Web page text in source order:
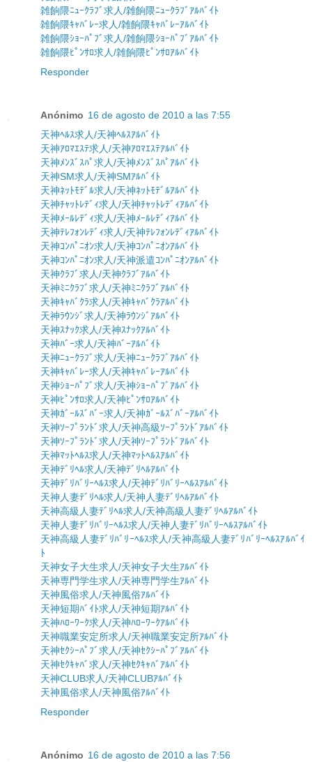
雑餉隈ﾆｭｰｸﾗﾌﾞ求人/雑餉隈ﾆｭｰｸﾗﾌﾞｱﾙﾊﾞｲﾄ
雑餉隈ｷｬﾊﾞﾚｰ求人/雑餉隈ｷｬﾊﾞﾚｰｱﾙﾊﾞｲﾄ
雑餉隈ｼｮｰﾊﾟﾌﾞ求人/雑餉隈ｼｮｰﾊﾟﾌﾞｱﾙﾊﾞｲﾄ
雑餉隈ﾋﾟﾝｻﾛ求人/雑餉隈ﾋﾟﾝｻﾛｱﾙﾊﾞｲﾄ
Responder
Anónimo 16 de agosto de 2010 a las 7:55
天神ﾍﾙｽ求人/天神ﾍﾙｽｱﾙﾊﾞｲﾄ
天神ｱﾛﾏｴｽﾃ求人/天神ｱﾛﾏｴｽﾃｱﾙﾊﾞｲﾄ
天神ﾒﾝｽﾞｽﾊﾟ求人/天神ﾒﾝｽﾞｽﾊﾟｱﾙﾊﾞｲﾄ
天神SM求人/天神SMｱﾙﾊﾞｲﾄ
天神ﾈｯﾄﾓﾃﾞﾙ求人/天神ﾈｯﾄﾓﾃﾞﾙｱﾙﾊﾞｲﾄ
天神ﾁｬｯﾄﾚﾃﾞｨ求人/天神ﾁｬｯﾄﾚﾃﾞｨｱﾙﾊﾞｲﾄ
天神ﾒｰﾙﾚﾃﾞｨ求人/天神ﾒｰﾙﾚﾃﾞｨｱﾙﾊﾞｲﾄ
天神ﾃﾚﾌｫﾝﾚﾃﾞｨ求人/天神ﾃﾚﾌｫﾝﾚﾃﾞｨｱﾙﾊﾞｲﾄ
天神ｺﾝﾊﾟﾆｵﾝ求人/天神ｺﾝﾊﾟﾆｵﾝｱﾙﾊﾞｲﾄ
天神ｺﾝﾊﾟﾆｵﾝ求人/天神派遣ｺﾝﾊﾟﾆｵﾝｱﾙﾊﾞｲﾄ
天神ｸﾗﾌﾞ求人/天神ｸﾗﾌﾞｱﾙﾊﾞｲﾄ
天神ﾐﾆｸﾗﾌﾞ求人/天神ﾐﾆｸﾗﾌﾞｱﾙﾊﾞｲﾄ
天神ｷｬﾊﾞｸﾗ求人/天神ｷｬﾊﾞｸﾗｱﾙﾊﾞｲﾄ
天神ﾗｳﾝｼﾞ求人/天神ﾗｳﾝｼﾞｱﾙﾊﾞｲﾄ
天神ｽﾅｯｸ求人/天神ｽﾅｯｸｱﾙﾊﾞｲﾄ
天神ﾊﾞｰ求人/天神ﾊﾞｰｱﾙﾊﾞｲﾄ
天神ﾆｭｰｸﾗﾌﾞ求人/天神ﾆｭｰｸﾗﾌﾞｱﾙﾊﾞｲﾄ
天神ｷｬﾊﾞﾚｰ求人/天神ｷｬﾊﾞﾚｰｱﾙﾊﾞｲﾄ
天神ｼｮｰﾊﾟﾌﾞ求人/天神ｼｮｰﾊﾟﾌﾞｱﾙﾊﾞｲﾄ
天神ﾋﾟﾝｻﾛ求人/天神ﾋﾟﾝｻﾛｱﾙﾊﾞｲﾄ
天神ｶﾞｰﾙｽﾞﾊﾞｰ求人/天神ｶﾞｰﾙｽﾞﾊﾞｰｱﾙﾊﾞｲﾄ
天神ｿｰﾌﾟﾗﾝﾄﾞ求人/天神高級ｿｰﾌﾟﾗﾝﾄﾞｱﾙﾊﾞｲﾄ
天神ｿｰﾌﾟﾗﾝﾄﾞ求人/天神ｿｰﾌﾟﾗﾝﾄﾞｱﾙﾊﾞｲﾄ
天神ﾏｯﾄﾍﾙｽ求人/天神ﾏｯﾄﾍﾙｽｱﾙﾊﾞｲﾄ
天神ﾃﾞﾘﾍﾙ求人/天神ﾃﾞﾘﾍﾙｱﾙﾊﾞｲﾄ
天神ﾃﾞﾘﾊﾞﾘｰﾍﾙｽ求人/天神ﾃﾞﾘﾊﾞﾘｰﾍﾙｽｱﾙﾊﾞｲﾄ
天神人妻ﾃﾞﾘﾍﾙ求人/天神人妻ﾃﾞﾘﾍﾙｱﾙﾊﾞｲﾄ
天神高級人妻ﾃﾞﾘﾍﾙ求人/天神高級人妻ﾃﾞﾘﾍﾙｱﾙﾊﾞｲﾄ
天神人妻ﾃﾞﾘﾊﾞﾘｰﾍﾙｽ求人/天神人妻ﾃﾞﾘﾊﾞﾘｰﾍﾙｽｱﾙﾊﾞｲﾄ
天神高級人妻ﾃﾞﾘﾊﾞﾘｰﾍﾙｽ求人/天神高級人妻ﾃﾞﾘﾊﾞﾘｰﾍﾙｽｱﾙﾊﾞｲ
ﾄ
天神女子大生求人/天神女子大生ｱﾙﾊﾞｲﾄ
天神専門学生求人/天神専門学生ｱﾙﾊﾞｲﾄ
天神風俗求人/天神風俗ｱﾙﾊﾞｲﾄ
天神短期ﾊﾞｲﾄ求人/天神短期ｱﾙﾊﾞｲﾄ
天神ﾊﾛｰﾜｰｸ求人/天神ﾊﾛｰﾜｰｸｱﾙﾊﾞｲﾄ
天神職業安定所求人/天神職業安定所ｱﾙﾊﾞｲﾄ
天神ｾｸｼｰﾊﾟﾌﾞ求人/天神ｾｸｼｰﾊﾟﾌﾞｱﾙﾊﾞｲﾄ
天神ｾｸｷｬﾊﾞ求人/天神ｾｸｷｬﾊﾞｱﾙﾊﾞｲﾄ
天神CLUB求人/天神CLUBｱﾙﾊﾞｲﾄ
天神風俗求人/天神風俗ｱﾙﾊﾞｲﾄ
Responder
Anónimo 16 de agosto de 2010 a las 7:56